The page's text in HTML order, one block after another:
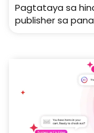
Pagtataya sa
publisher sa